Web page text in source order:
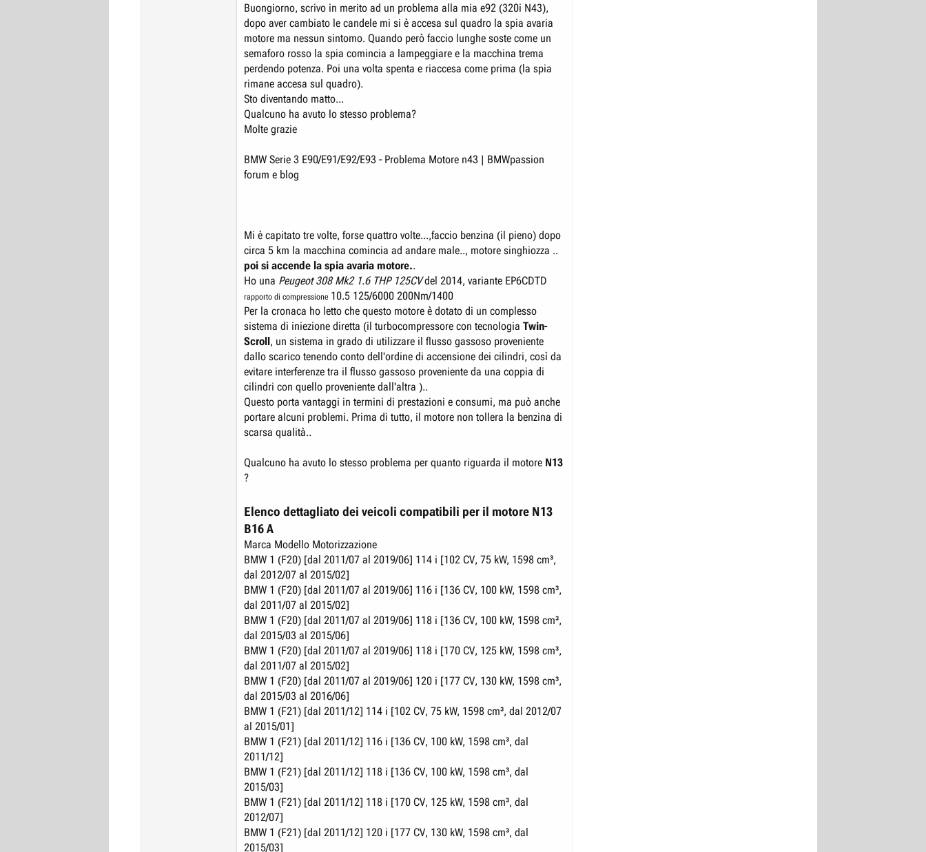
Buongiorno, scrivo in merito ad un problema alla mia e92 (320i N43),
dopo aver cambiato le candele mi si è accesa sul quadro la spia avaria
motore ma nessun sintomo. Quando però faccio lunghe soste come un
semaforo rosso la spia comincia a lampeggiare e la macchina trema
perdendo potenza. Poi una volta spenta e riaccesa come prima (la spia
rimane accesa sul quadro).
Sto diventando matto...
Qualcuno ha avuto lo stesso problema?
Molte grazie
BMW Serie 3 E90/E91/E92/E93 - Problema Motore n43 | BMWpassion
forum e blog
Mi è capitato tre volte, forse quattro volte...,faccio benzina (il pieno) dopo
circa 5 km la macchina comincia ad andare male.., motore singhiozza ..
poi si accende la spia avaria motore..
Ho una Peugeot 308 Mk2 1.6 THP 125CVdel 2014, variante EP6CDTD
rapporto di compressione 10.5 125/6000 200Nm/1400
Per la cronaca ho letto che questo motore è dotato di un complesso
sistema di iniezione diretta (il turbocompressore con tecnologia Twin-
Scroll, un sistema in grado di utilizzare il flusso gassoso proveniente
dallo scarico tenendo conto dell'ordine di accensione dei cilindri, così da
evitare interferenze tra il flusso gassoso proveniente da una coppia di
cilindri con quello proveniente dall'altra )..
Questo porta vantaggi in termini di prestazioni e consumi, ma può anche
portare alcuni problemi. Prima di tutto, il motore non tollera la benzina di
scarsa qualità..
Qualcuno ha avuto lo stesso problema per quanto riguarda il motore N13
?
Elenco dettagliato dei veicoli compatibili per il motore N13
B16 A
Marca Modello Motorizzazione
BMW 1 (F20) [dal 2011/07 al 2019/06] 114 i [102 CV, 75 kW, 1598 cm³,
dal 2012/07 al 2015/02]
BMW 1 (F20) [dal 2011/07 al 2019/06] 116 i [136 CV, 100 kW, 1598 cm³,
dal 2011/07 al 2015/02]
BMW 1 (F20) [dal 2011/07 al 2019/06] 118 i [136 CV, 100 kW, 1598 cm³,
dal 2015/03 al 2015/06]
BMW 1 (F20) [dal 2011/07 al 2019/06] 118 i [170 CV, 125 kW, 1598 cm³,
dal 2011/07 al 2015/02]
BMW 1 (F20) [dal 2011/07 al 2019/06] 120 i [177 CV, 130 kW, 1598 cm³,
dal 2015/03 al 2016/06]
BMW 1 (F21) [dal 2011/12] 114 i [102 CV, 75 kW, 1598 cm³, dal 2012/07
al 2015/01]
BMW 1 (F21) [dal 2011/12] 116 i [136 CV, 100 kW, 1598 cm³, dal
2011/12]
BMW 1 (F21) [dal 2011/12] 118 i [136 CV, 100 kW, 1598 cm³, dal
2015/03]
BMW 1 (F21) [dal 2011/12] 118 i [170 CV, 125 kW, 1598 cm³, dal
2012/07]
BMW 1 (F21) [dal 2011/12] 120 i [177 CV, 130 kW, 1598 cm³, dal
2015/03]